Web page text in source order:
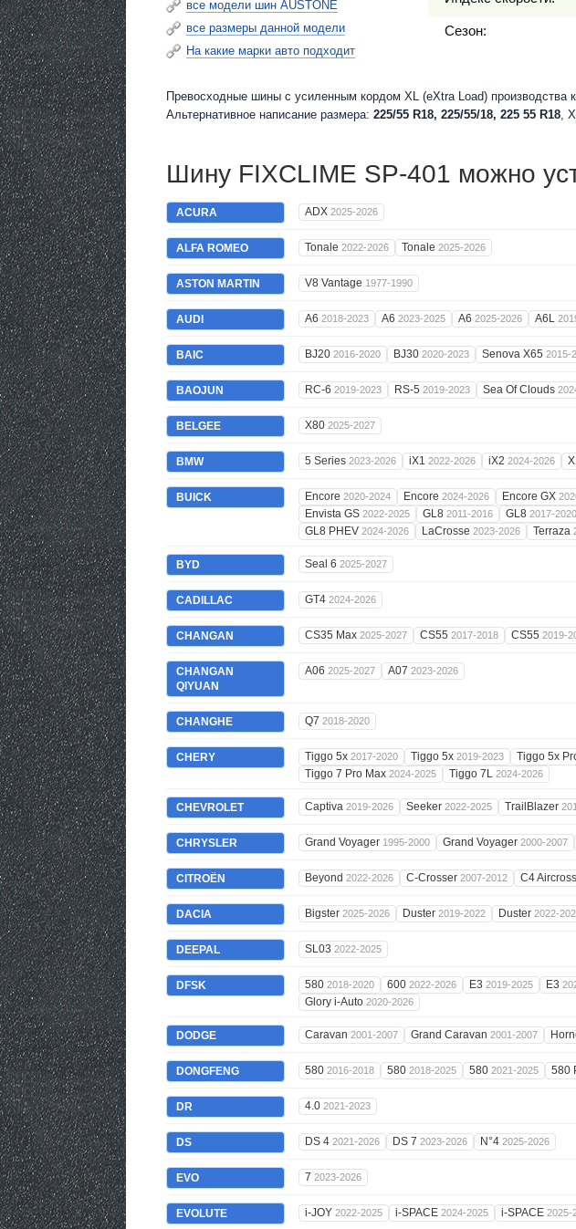
все модели шин AUSTONE
все размеры данной модели
На какие марки авто подходит
Сезон:
Превосходные шины c усиленным кордом XL (eXtra Load) производства
Альтернативное написание размера: 225/55 R18, 225/55/18, 225 55 R18,
Шину FIXCLIME SP-401 можно
ACURA ADX 2025-2026
ALFA ROMEO Tonale 2022-2026 Tonale 2025-2026
ASTON MARTIN V8 Vantage 1977-1990
AUDI A6 2018-2023 A6 2023-2025 A6 2025-2026 A6L
BAIC BJ20 2016-2020 BJ30 2020-2023 Senova X65 2015-
BAOJUN RC-6 2019-2023 RS-5 2019-2023 Sea Of Clouds
BELGEE X80 2025-2027
BMW 5 Series 2023-2026 iX1 2022-2026 iX2 2024-2026
BUICK Encore 2020-2024 Encore 2024-2026 Encore GX
Envista GS 2022-2025 GL8 2011-2016 GL8 2017-2020
GL8 PHEV 2024-2026 LaCrosse 2023-2026 Terraza
BYD Seal 6 2025-2027
CADILLAC GT4 2024-2026
CHANGAN CS35 Max 2025-2027 CS55 2017-2018 CS55 2019-
CHANGAN
QIYUAN
A06 2025-2027 A07 2023-2026
CHANGHE Q7 2018-2020
CHERY Tiggo 5x 2017-2020 Tiggo 5x 2019-2023 Tiggo 5x
Tiggo 7 Pro Max 2024-2025 Tiggo 7L 2024-2026
CHEVROLET Captiva 2019-2026 Seeker 2022-2025 TrailBlazer
CHRYSLER Grand Voyager 1995-2000 Grand Voyager 2000-2007
CITROËN Beyond 2022-2026 C-Crosser 2007-2012 C4 Aircross
DACIA Bigster 2025-2026 Duster 2019-2022 Duster 2022-
DEEPAL SL03 2022-2025
DFSK 580 2018-2020 600 2022-2026 E3 2019-2025 E3
Glory i-Auto 2020-2026
DODGE Caravan 2001-2007 Grand Caravan 2001-2007
DONGFENG 580 2016-2018 580 2018-2025 580 2021-2025 580
DR 4.0 2021-2023
DS DS 4 2021-2026 DS 7 2023-2026 N°4 2025-2026
EVO 7 2023-2026
EVOLUTE i-JOY 2022-2025 i-SPACE 2024-2025 i-SPACE 2025-